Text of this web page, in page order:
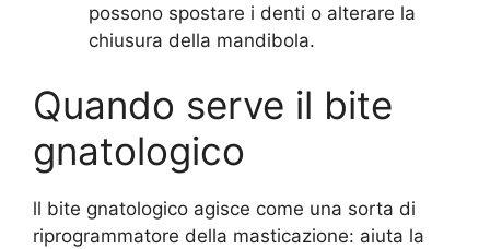
possono spostare i denti o alterare la
chiusura della mandibola.
Quando serve il bite
gnatologico
ll bite gnatologico agisce come una sorta di
riprogrammatore della masticazione: aiuta la